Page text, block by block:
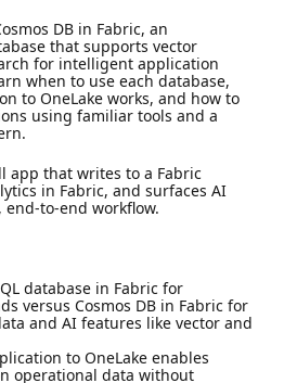
DB in Fabric, an
that supports vector
for intelligent application
when to use each database,
to OneLake works, and how to
using familiar tools and a
app that writes to a Fabric
in Fabric, and surfaces AI
workflow.
database in Fabric for
versus Cosmos DB in Fabric for
and AI features like vector and
to OneLake enables
operational data without